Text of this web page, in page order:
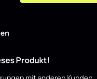
von 0 von 5 Sternen
Produkt!